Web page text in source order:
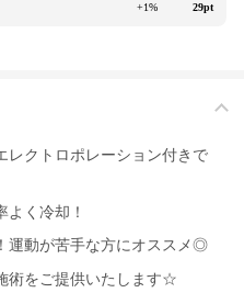
+1% 29pt
レクトロポレーション付きで
よく冷却！
運動が苦手な方にオススメ◎
術をご提供いたします☆